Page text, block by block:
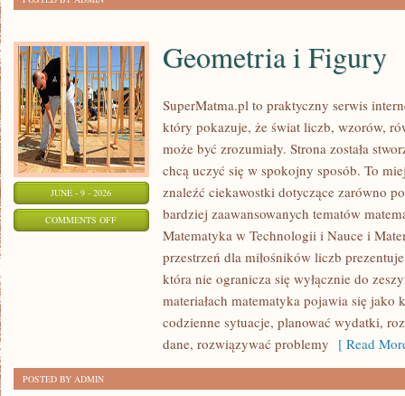
JUNE - 9 - 2026
COMMENTS OFFON
GEOMETRIA
Geometria i Figury
SuperMatma.pl to praktyczny serwis
który pokazuje, że świat liczb, wzorów,
może być zrozumiały. Strona została
chcą uczyć się w spokojny sposób. To
znaleźć ciekawostki dotyczące zarówno
bardziej zaawansowanych tematów
Matematyka w Technologii i Nauce i
przestrzeń dla miłośników liczb
która nie ogranicza się wyłącznie do
materiałach matematyka pojawia się
codzienne sytuacje, planować wydatki,
dane, rozwiązywać problemy [ Read
POSTED BY ADMIN